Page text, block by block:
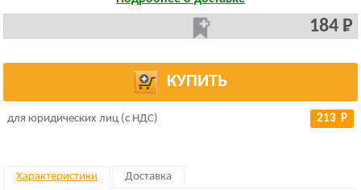
184 Р
КУПИТЬ
для юридических лиц (с НДС) 213 Р
Характеристики Доставка